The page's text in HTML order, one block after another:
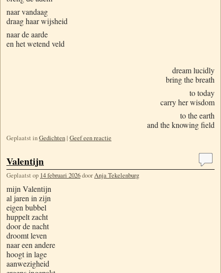
naar vandaag
draag haar wijsheid
naar de aarde
en het wetend veld
dream lucidly
bring the breath
to today
carry her wisdom
to the earth
and the knowing field
Geplaatst inGedichten | Geef een reactie
Valentijn
Geplaatst op 14 februari 2026doorAnja Tekelenburg
mijn Valentijn
al jaren in zijn
eigen bubbel
huppelt zacht
door de nacht
droomt leven
naar een andere
hoogt in lage
aanwezigheid